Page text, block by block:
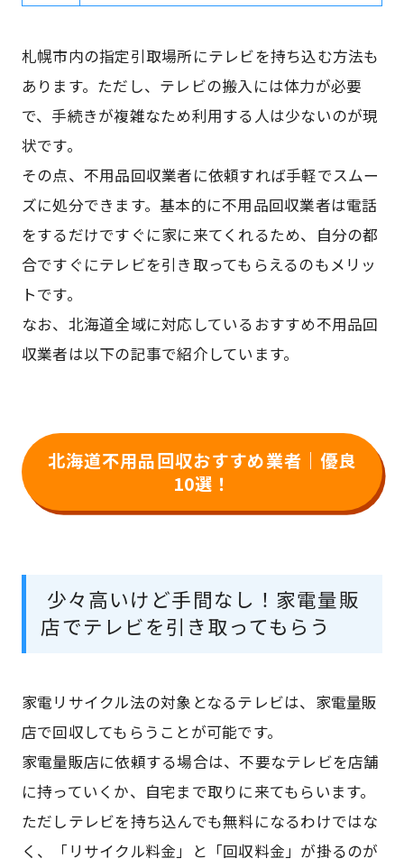
札幌市内の指定引取場所にテレビを持ち込む方法も
あります。ただし、テレビの搬入には体力が必要
で、手続きが複雑なため利用する人は少ないのが現
状です。
その点、不用品回収業者に依頼すれば手軽でスムー
ズに処分できます。基本的に不用品回収業者は電話
をするだけですぐに家に来てくれるため、自分の都
合ですぐにテレビを引き取ってもらえるのもメリッ
トです。
なお、北海道全域に対応しているおすすめ不用品回
収業者は以下の記事で紹介しています。
北海道不用品回収おすすめ業者｜優良
10選！
少々高いけど手間なし！家電量販
店でテレビを引き取ってもらう
家電リサイクル法の対象となるテレビは、家電量販
店で回収してもらうことが可能です。
家電量販店に依頼する場合は、不要なテレビを店舗
に持っていくか、自宅まで取りに来てもらいます。
ただしテレビを持ち込んでも無料になるわけではな
く、「リサイクル料金」と「回収料金」が掛るのが